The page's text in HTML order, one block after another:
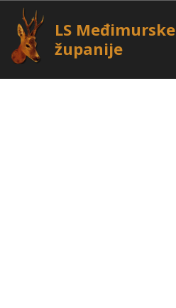
LS Međimurske
županije